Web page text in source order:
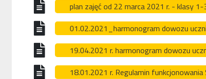
plan zajęć od 22 marca 2021 r. - klasy 1-
01.02.2021_harmonogram dowozu
19.04.2021 r. harmonogram dowozu
18.01.2021 r. Regulamin